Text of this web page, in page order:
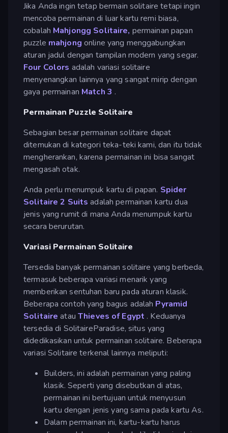
Jika Anda ingin tetap bermain solitaire tetapi ingin
mencoba permainan di luar kartu remi biasa,
cobalah Mahjongg Solitaire, permainan papan
puzzle mahjong online yang menggabungkan
aturan jadul dengan tampilan modern yang segar.
Four Colors adalah variasi solitaire
menyenangkan lainnya yang sangat mirip dengan
gaya permainan Match 3 .
Permainan Puzzle Solitaire
Sebagian besar permainan solitaire dapat
ditemukan di kategori teka-teki kami, dan itu tidak
mengherankan, karena permainan ini bisa sangat
mengasah otak.
Anda perlu menumpuk kartu di papan. Spider
Solitaire 2 Suits adalah permainan kartu dua
jenis yang rumit di mana Anda menumpuk kartu
secara berurutan.
Variasi Permainan Solitaire
Tersedia banyak permainan solitaire yang berbeda,
termasuk beberapa variasi menarik yang
memberikan sentuhan baru pada aturan klasik.
Beberapa contoh yang bagus adalah Pyramid
Solitaire atau Thieves of Egypt . Keduanya
tersedia di SolitaireParadise, situs yang
didedikasikan untuk permainan solitaire. Beberapa
variasi Solitaire terkenal lainnya meliputi:
Builders, ini adalah permainan yang paling
klasik. Seperti yang disebutkan di atas,
permainan ini bertujuan untuk menyusun
kartu dengan jenis yang sama pada kartu As.
Dalam permainan ini, kartu-kartu harus